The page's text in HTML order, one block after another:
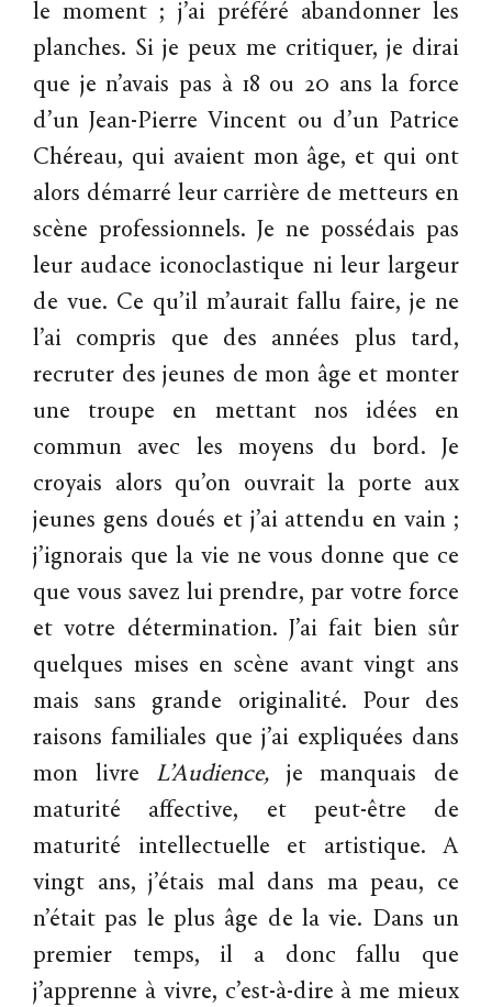
le moment ; j’ai préféré abandonner les
planches. Si je peux me critiquer, je dirai
que je n’avais pas à 18 ou 20 ans la force
d’un Jean-Pierre Vincent ou d’un Patrice
Chéreau, qui avaient mon âge, et qui ont
alors démarré leur carrière de metteurs en
scène professionnels. Je ne possédais pas
leur audace iconoclastique ni leur largeur
de vue. Ce qu’il m’aurait fallu faire, je ne
l’ai compris que des années plus tard,
recruter des jeunes de mon âge et monter
une troupe en mettant nos idées en
commun avec les moyens du bord. Je
croyais alors qu’on ouvrait la porte aux
jeunes gens doués et j’ai attendu en vain ;
j’ignorais que la vie ne vous donne que ce
que vous savez lui prendre, par votre force
et votre détermination. J’ai fait bien sûr
quelques mises en scène avant vingt ans
mais sans grande originalité. Pour des
raisons familiales que j’ai expliquées dans
mon livre L’Audience, je manquais de
maturité affective, et peut-être de
maturité intellectuelle et artistique. A
vingt ans, j’étais mal dans ma peau, ce
n’était pas le plus âge de la vie. Dans un
premier temps, il a donc fallu que
j’apprenne à vivre, c’est-à-dire à me mieux